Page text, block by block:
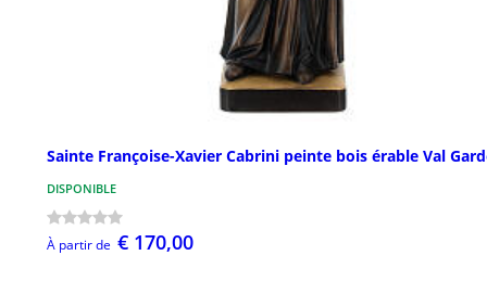
Sainte Françoise-Xavier Cabrini peinte bois érable Val
DISPONIBLE
À partir de € 170,00